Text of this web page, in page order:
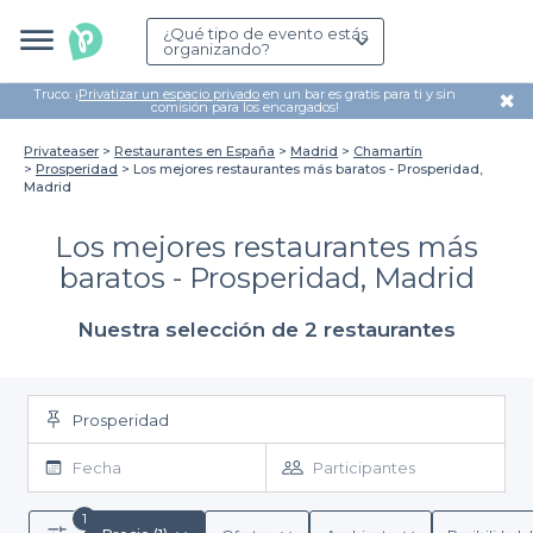
¿Qué tipo de evento estás
organizando?
Truco: ¡Privatizar un espacio privado en un bar es gratis para ti y sin
comisión para los encargados! ✖
Privateaser Restaurantes en España Madrid
Chamartín
Prosperidad
Los mejores restaurantes más baratos - Prosperidad,
Madrid
Los mejores restaurantes más
baratos - Prosperidad, Madrid
Nuestra selección de 2 restaurantes
Prosperidad
Fecha Participantes
1